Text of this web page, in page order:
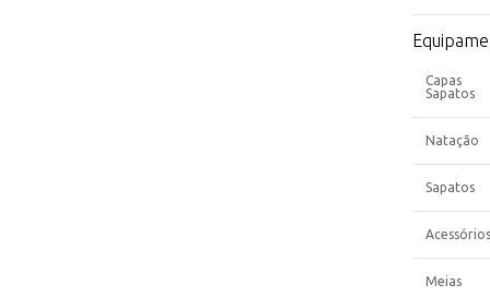
Capas
Sapatos
Natação
Sapatos
Acessórios
Meias